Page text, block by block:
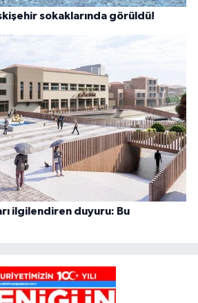
sokaklarında görüldü!
ilgilendiren duyuru: Bu